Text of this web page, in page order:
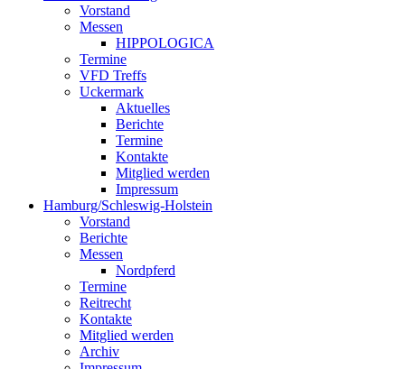
Vorstand
Messen
HIPPOLOGICA
Termine
VFD Treffs
Uckermark
Aktuelles
Berichte
Termine
Kontakte
Mitglied werden
Impressum
Hamburg/Schleswig-Holstein
Vorstand
Berichte
Messen
Nordpferd
Termine
Reitrecht
Kontakte
Mitglied werden
Archiv